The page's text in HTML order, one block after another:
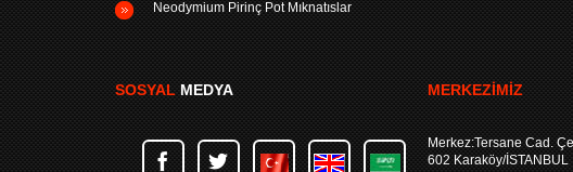
Neodymium Pirinç Pot Mıknatıslar
SOSYALMEDYA MERKEZIMIZ
Merkez:Tersane Cad.
602 Karaköy/İSTANBUL